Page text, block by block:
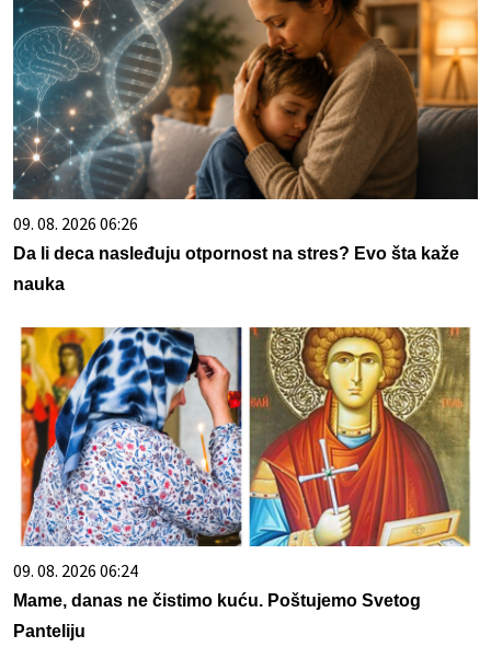
09. 08. 2026 06:26
Da li deca nasleđuju otpornost na stres? Evo šta kaže
nauka
09. 08. 2026 06:24
Mame, danas ne čistimo kuću. Poštujemo Svetog
Panteliju